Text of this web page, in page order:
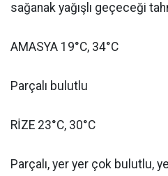
sağanak yağışlı geçeceği
AMASYA 19°C, 34°C
Parçalı bulutlu
RİZE 23°C, 30°C
Parçalı, yer yer çok bulutlu,